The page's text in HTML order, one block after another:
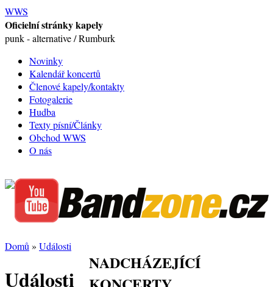
WWS
Oficielní stránky kapely
punk - alternative / Rumburk
Novinky
Kalendář koncertů
Členové kapely/kontakty
Fotogalerie
Hudba
Texty písní/Články
Obchod WWS
O nás
Domů » Události
Události
NADCHÁZEJÍCÍ